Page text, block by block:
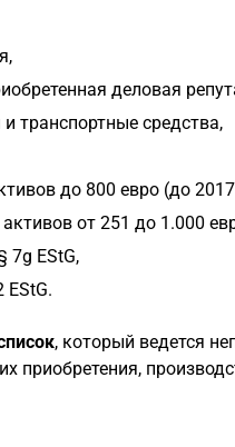
деловая
средства,
до 800 евро (до
от 251 до 1.000
7g EStG,
, который ведется
приобретения,